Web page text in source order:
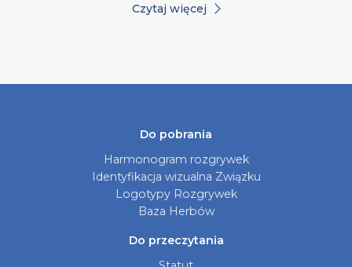
Czytaj więcej
Do pobrania
Harmonogram rozgrywek
Identyfikacja wizualna Związku
Logotypy Rozgrywek
Baza Herbów
Do przeczytania